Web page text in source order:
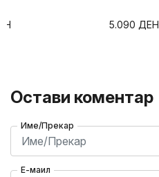
5.090 ДЕН
Остави коментар
Име/Прекар
Е-маил